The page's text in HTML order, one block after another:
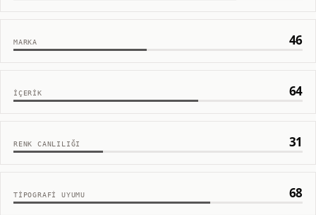
MARKA 46
İÇERIK 64
RENK CANLILIĞI 31
TIPOGRAFI UYUMU 68